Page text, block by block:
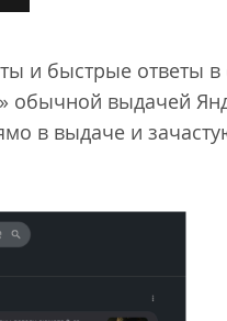
и быстрые ответы в
обычной выдачей
в выдаче и